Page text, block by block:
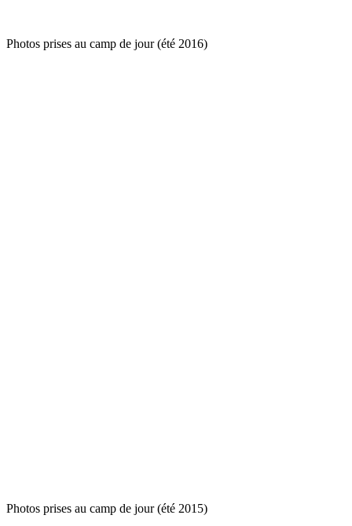
Photos prises au camp de jour (été 2016)
Photos prises au camp de jour (été 2015)